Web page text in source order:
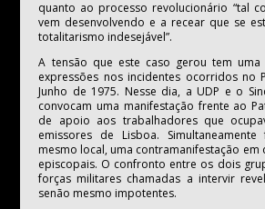
quanto ao processo revolucionário “tal
vem desenvolvendo e a recear que se
totalitarismo indesejável”.
A tensão que este caso gerou tem uma
expressões nos incidentes ocorridos no
Junho de 1975. Nesse dia, a UDP e o
convocam uma manifestação frente ao
de apoio aos trabalhadores que
emissores de Lisboa.
mesmo local, uma contramanifestação em
episcopais. O confronto entre os dois
forças militares chamadas a intervir
senão mesmo impotentes.